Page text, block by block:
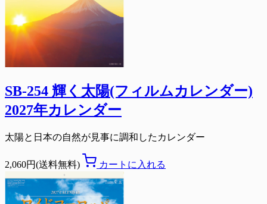
SB-254 輝く太陽(フィルムカレンダー)
2027年カレンダー
太陽と日本の自然が見事に調和したカレンダー
2,060円(送料無料) カートに入れる